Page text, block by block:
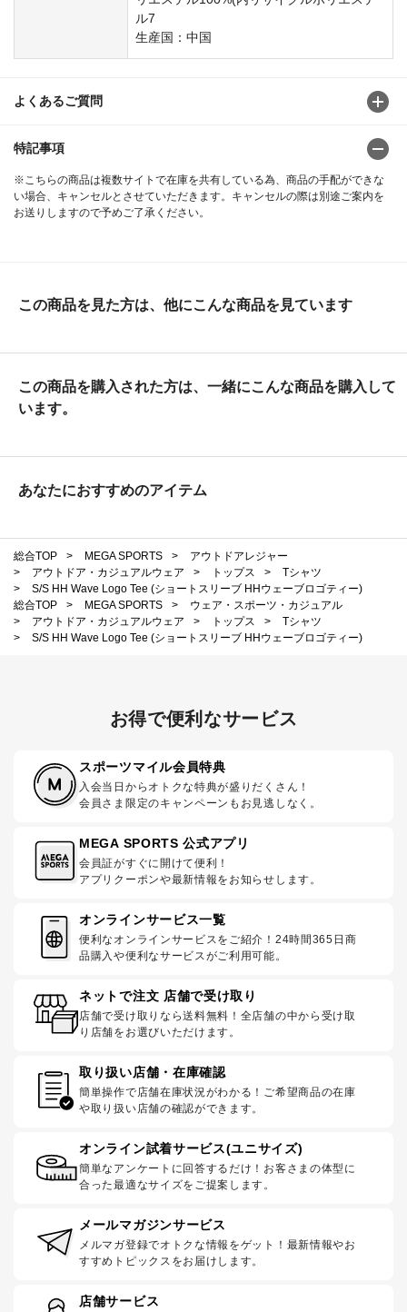
ル7
生産国：中国
よくあるご質問
特記事項
※こちらの商品は複数サイトで在庫を共有している為、商品の手配ができな
い場合、キャンセルとさせていただきます。キャンセルの際は別途ご案内を
お送りしますので予めご了承ください。
この商品を見た方は、他にこんな商品を見ています
この商品を購入された方は、一緒にこんな商品を購入して
います。
あなたにおすすめのアイテム
総合TOP > MEGA SPORTS >
アウトドアレジャー
>
アウトドア・カジュアルウェア > トップス >
Tシャツ
>
S/S HH Wave Logo Tee (ショートスリーブ HHウェーブロゴティー)
総合TOP
> MEGA SPORTS >
ウェア・スポーツ・カジュアル
>
アウトドア・カジュアルウェア > トップス >
Tシャツ
>
S/S HH Wave Logo Tee (ショートスリーブ HHウェーブロゴティー)
お得で便利なサービス
スポーツマイル会員特典
入会当日からオトクな特典が盛りだくさん！
会員さま限定のキャンペーンもお見逃しなく。
MEGA SPORTS 公式アプリ
会員証がすぐに開けて便利！
アプリクーポンや最新情報をお知らせします。
オンラインサービス一覧
便利なオンラインサービスをご紹介！24時間365日商
品購入や便利なサービスがご利用可能。
ネットで注文 店舗で受け取り
店舗で受け取りなら送料無料！全店舗の中から受け取
り店舗をお選びいただけます。
取り扱い店舗・在庫確認
簡単操作で店舗在庫状況がわかる！ご希望商品の在庫
や取り扱い店舗の確認ができます。
オンライン試着サービス(ユニサイズ)
簡単なアンケートに回答するだけ！お客さまの体型に
合った最適なサイズをご提案します。
メールマガジンサービス
メルマガ登録でオトクな情報をゲット！最新情報やお
すすめトピックスをお届けします。
店舗サービス